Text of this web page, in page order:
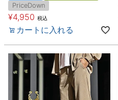
PriceDown
¥4,950 税込
カートに入れる